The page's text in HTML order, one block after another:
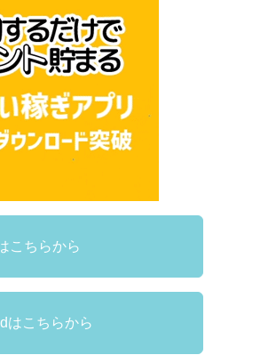
こちらから
はこちらから